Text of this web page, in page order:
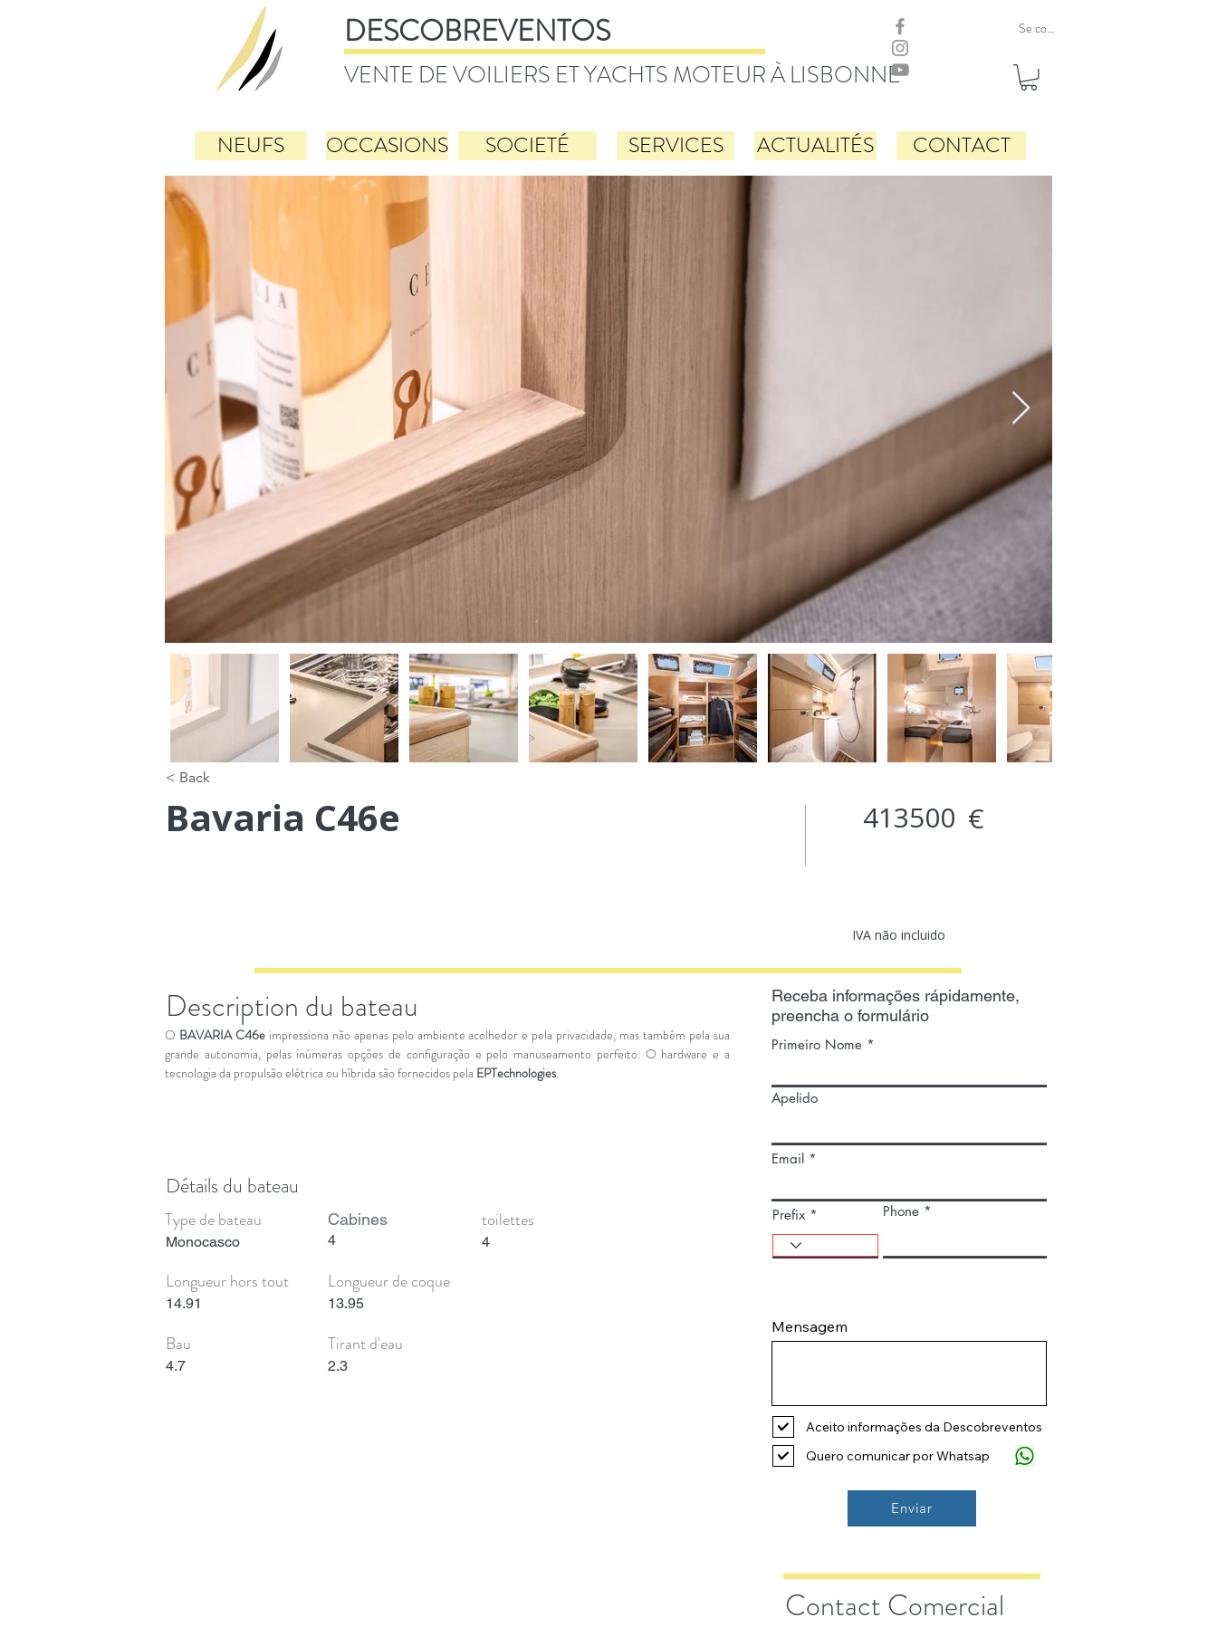
DESCOBREVENTOS
VENTE DE VOILIERS ET YACHTS MOTEUR À LISBONNE
Se connecter
NEUFS OCCASIONS SOCIETÉ SERVICES ACTUALITÉS CONTACT
< Back
Bavaria C46e 413500 €
IVA não incluido
Description du bateau
O BAVARIA C46eimpressiona não apenas pelo ambiente acolhedor e pela privacidade, mas também pela sua
grande autonomia, pelas inúmeras opções de configuração e pelo manuseamento perfeito. O hardware e a
tecnologia da propulsão elétrica ou híbrida são fornecidos pela EPTechnologies.
Détails du bateau
Type de bateau
Monocasco
Cabines
4
toilettes
4
Longueur hors tout
14.91
Longueur de coque
13.95
Bau
4.7
Tirant d'eau
2.3
Receba informações rápidamente,
preencha o formulário
Primeiro Nome
Apelido
Email
Prefix Phone
Mensagem
Aceito informações da Descobreventos
Quero comunicar por Whatsap
Enviar
Contact Comercial